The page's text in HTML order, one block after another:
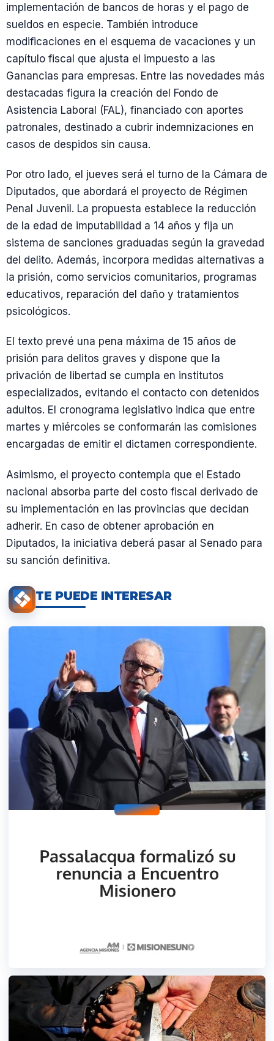
implementación de bancos de horas y el pago de
sueldos en especie. También introduce
modificaciones en el esquema de vacaciones y un
capítulo fiscal que ajusta el impuesto a las
Ganancias para empresas. Entre las novedades más
destacadas figura la creación del Fondo de
Asistencia Laboral (FAL), financiado con aportes
patronales, destinado a cubrir indemnizaciones en
casos de despidos sin causa.
Por otro lado, el jueves será el turno de la Cámara de
Diputados, que abordará el proyecto de Régimen
Penal Juvenil. La propuesta establece la reducción
de la edad de imputabilidad a 14 años y fija un
sistema de sanciones graduadas según la gravedad
del delito. Además, incorpora medidas alternativas a
la prisión, como servicios comunitarios, programas
educativos, reparación del daño y tratamientos
psicológicos.
El texto prevé una pena máxima de 15 años de
prisión para delitos graves y dispone que la
privación de libertad se cumpla en institutos
especializados, evitando el contacto con detenidos
adultos. El cronograma legislativo indica que entre
martes y miércoles se conformarán las comisiones
encargadas de emitir el dictamen correspondiente.
Asimismo, el proyecto contempla que el Estado
nacional absorba parte del costo fiscal derivado de
su implementación en las provincias que decidan
adherir. En caso de obtener aprobación en
Diputados, la iniciativa deberá pasar al Senado para
su sanción definitiva.
TE PUEDE INTERESAR